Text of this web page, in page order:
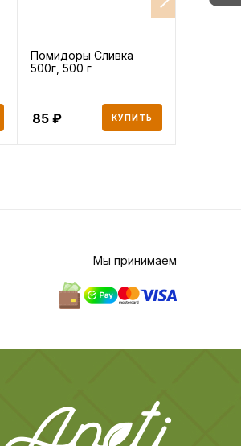
Помидоры Сливка
500г, 500 г
85 КУПИТЬ
Мы принимаем